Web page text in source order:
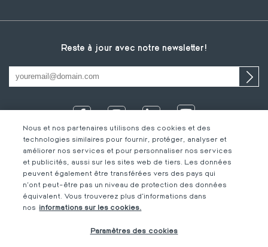
Reste à jour avec notre newsletter!
Footer
Mentions légales
IT
FR
Nous et nos partenaires utilisons des cookies et des
technologies similaires pour fournir, protéger, analyser et
améliorer nos services et pour personnaliser nos services
et publicités, aussi sur les sites web de tiers. Les données
peuvent également être transférées vers des pays qui
n'ont peut-être pas un niveau de protection des données
équivalent. Vous trouverez plus d'informations dans
nos informations sur les cookies.
Paramètres des cookies